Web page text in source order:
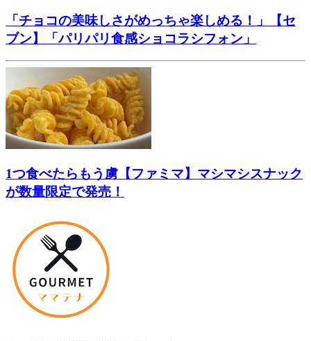
「チョコの美味しさがめっちゃ楽しめる！」【セ
ブン】「パリパリ食感ショコラシフォン」
1つ食べたらもう虜【ファミマ】マシマシスナック
が数量限定で発売！